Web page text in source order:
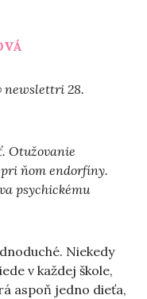
newslettri 28.
Otužovanie
ňom endorfíny.
psychickému
Niekedy
v každej škole,
aspoň jedno dieťa,